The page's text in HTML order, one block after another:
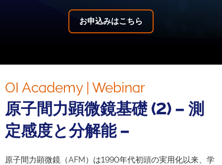
お申込みはこちら
OI Academy | Webinar
原子間力顕微鏡基礎 (2) – 測
定感度と分解能 –
原子間力顕微鏡（AFM）は1990年代初頭の実用化以来、学